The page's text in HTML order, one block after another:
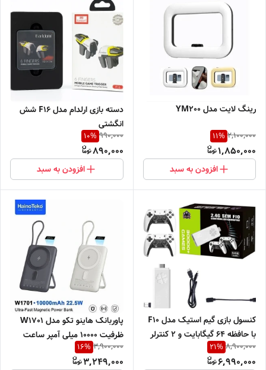
رینگ لایت مدل YM200
2,100,000
11%
1,850,000
افزودن به سبد
دسته بازی ارلدام مدل F16 شش
انگشتی
990,000
10%
890,000
افزودن به سبد
کنسول بازی گیم استیک مدل F10
با حافظه ۶۴ گیگابایت و ۲ کنترلر
8,900,000
21%
6,990,000
پاوربانک هاینو تکو مدل W1701
ظرفیت 10000 میلی آمپر ساعت
3,900,000
16%
3,249,000